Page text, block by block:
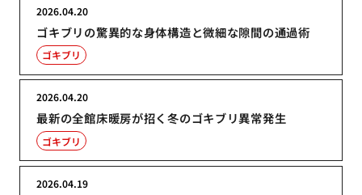
ゴキブリの驚異的な身体構造と微細な隙間の通過術
2026.04.20
ゴキブリ
最新の全館床暖房が招く冬のゴキブリ異常発生
2026.04.20
ゴキブリ
2026.04.19